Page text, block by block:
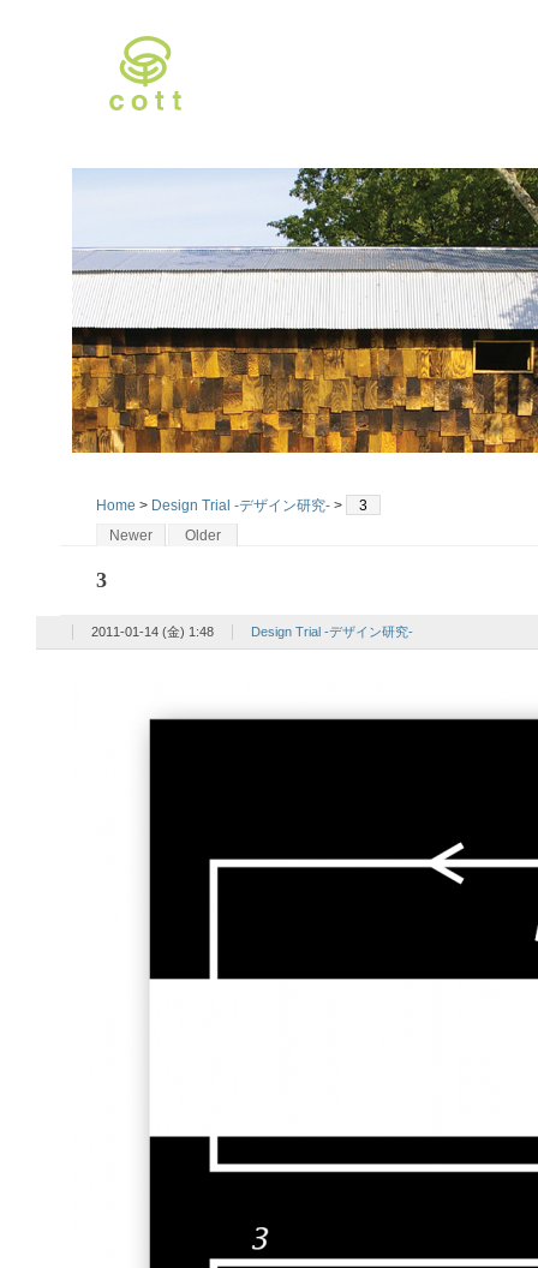
Home > Design Trial -デザイン研究- > 3
Newer Older
3
2011-01-14 (金) 1:48 Design Trial -デザイン研究-